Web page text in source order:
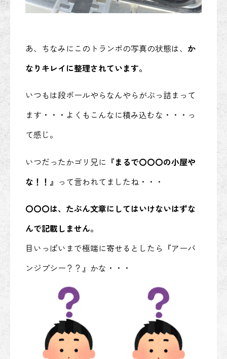
あ、ちなみにこのトランポの写真の状態は、 か
なりキレイに整理されています。
いつもは段ボールやらなんやらがぶっ詰まって
ます・・・よくもこんなに積み込むな・・・っ
て感じ。
いつだったかゴリ兄に 『まるで〇〇〇の小屋や
な！！』 って言われてましたね・・・
〇〇〇は、たぶん文章にしてはいけないはずな
んで記載しません。
目いっぱいまで極端に寄せるとしたら『アーバ
ンジプシー？？』かな・・・